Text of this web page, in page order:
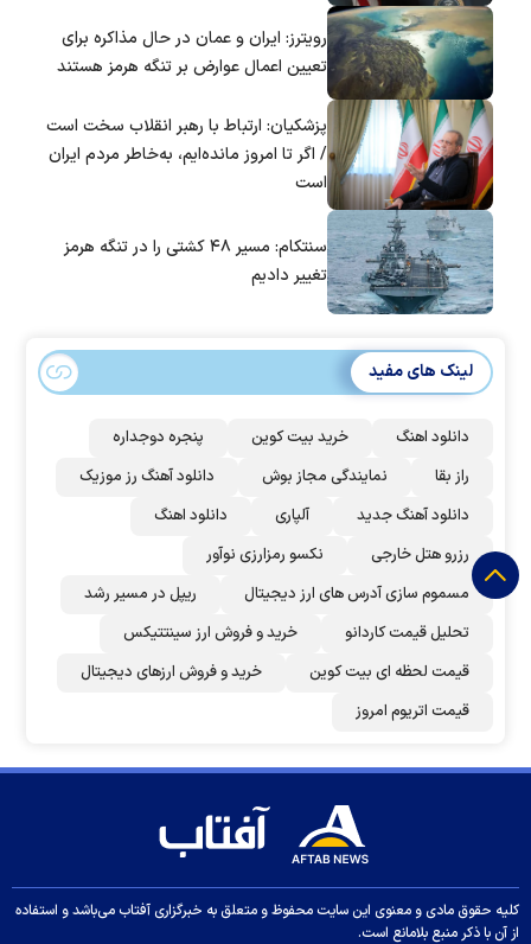
رویترز: ایران و عمان در حال مذاکره برای
تعیین اعمال عوارض بر تنگه هرمز هستند
پزشکیان: ارتباط با رهبر انقلاب سخت است
/ اگر تا امروز مانده‌ایم، به‌خاطر مردم ایران
است
سنتکام: مسیر ۴۸ کشتی را در تنگه هرمز
تغییر دادیم
لینک های مفید
دانلود اهنگ خرید بیت کوین
پنجره دوجداره
راز بقا
نمایندگی مجاز بوش
دانلود آهنگ رز‌ موزیک
دانلود آهنگ جدید
آلپاری
دانلود اهنگ
رزرو هتل خارجی
نکسو رمزارزی نوآور
مسموم سازی آدرس های ارز دیجیتال
ریپل در مسیر رشد
تحلیل قیمت کاردانو
خرید و فروش ارز سینتتیکس
قیمت لحظه ای بیت کوین
خرید و فروش ارزهای دیجیتال
قیمت اتریوم امروز
کلیه حقوق مادی و معنوی این سایت محفوظ و متعلق به خبرگزاری آفتاب می‌باشد و استفاده
از آن با ذکر منبع بلامانع است.